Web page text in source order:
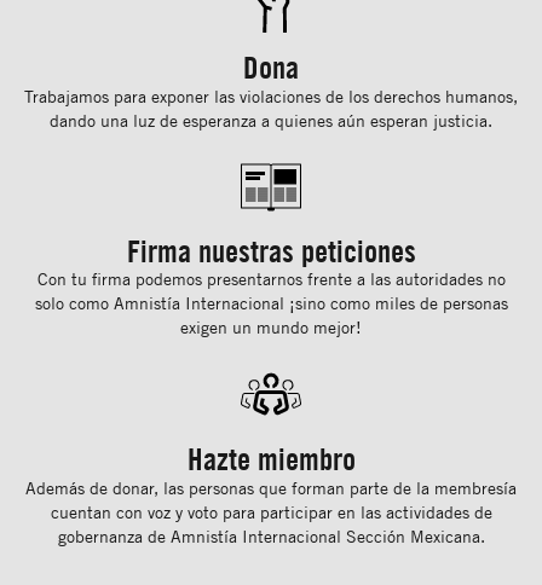
Dona
Trabajamos para exponer las violaciones de los derechos humanos,
dando una luz de esperanza a quienes aún esperan justicia.
Firma nuestras peticiones
Con tu ﬁrma podemos presentarnos frente a las autoridades no
solo como Amnistía Internacional ¡sino como miles de personas
exigen un mundo mejor!
Hazte miembro
Además de donar, las personas que forman parte de la membresía
cuentan con voz y voto para participar en las actividades de
gobernanza de Amnistía Internacional Sección Mexicana.